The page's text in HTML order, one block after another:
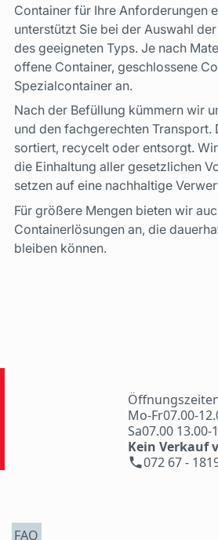
Container für Ihre Anforderungen
unterstützt Sie bei der Auswahl
des geeigneten Typs. Je nach
offene Container, geschlossene
Spezialcontainer an.
Nach der Befüllung kümmern wir
und den fachgerechten Transport.
sortiert, recycelt oder entsorgt.
die Einhaltung aller gesetzlichen
setzen auf eine nachhaltige
Für größere Mengen bieten wir
Containerlösungen an, die
bleiben können.
Mo-Fr07.00-
Sa07.00 13.00-
Kein Verkauf
072 67 -
FAQ